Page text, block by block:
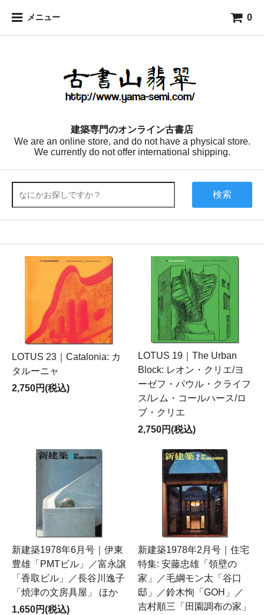
メニュー 0
建築専門のオンライン古書店
We are an online store, and do not have a physical store.
We currently do not offer international shipping.
検索
LOTUS 23｜Catalonia: カ
タルーニャ
2,750円(税込)
LOTUS 19｜The Urban
Block: レオン・クリエ/ヨ
ーゼフ・パウル・クライフ
ス/レム・コールハース/ロ
ブ・クリエ
2,750円(税込)
新建築1978年6月号｜伊東
豊雄「PMTビル」／富永譲
「香取ビル」／長谷川逸子
「焼津の文房具屋」 ほか
1,650円(税込)
新建築1978年2月号｜住宅
特集: 安藤忠雄「領壁の
家」／毛綱モン太「谷口
邸」／鈴木恂「GOH」／
吉村順三「田園調布の家」